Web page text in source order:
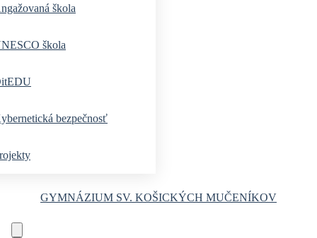
škola
škola
bezpečnosť
GYMNÁZIUM SV. KOŠICKÝCH MUČENÍKOV